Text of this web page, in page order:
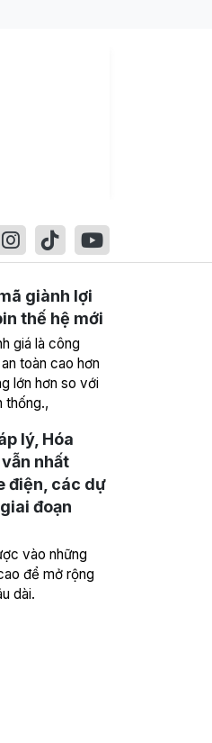
giành lợi
thế hệ mới
giá là công
toàn cao hơn
lớn hơn so với
thống.,
lý, Hóa
nhất
điện, các dự
đoạn
vào những
để mở rộng
dài.